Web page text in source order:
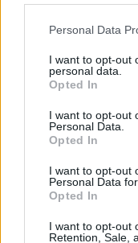
Personal Data
I want to opt-out
personal data.
Opted In
I want to opt-out
Personal Data.
Opted In
I want to opt-out
Personal Data
Opted In
I want to opt-out
Retention, Sale,
Kötéslisták:
kötéslistái